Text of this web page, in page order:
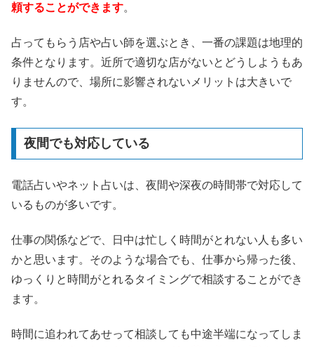
頼することができます。
占ってもらう店や占い師を選ぶとき、一番の課題は地理的
条件となります。近所で適切な店がないとどうしようもあ
りませんので、場所に影響されないメリットは大きいで
す。
夜間でも対応している
電話占いやネット占いは、夜間や深夜の時間帯で対応して
いるものが多いです。
仕事の関係などで、日中は忙しく時間がとれない人も多い
かと思います。そのような場合でも、仕事から帰った後、
ゆっくりと時間がとれるタイミングで相談することができ
ます。
時間に追われてあせって相談しても中途半端になってしま